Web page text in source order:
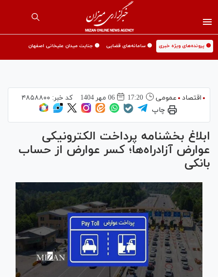
🟡 پرونده‌های ویژه خبری 🟡 سامانه‌های قضایی 🟡 جنایت میدان علیخانی اصفهان
اقتصاد عمومی 17:20 06 مهر 1404 کد خبر: ۴۸۵۸۸۰۰
چاپ
ابلاغ بخشنامه پرداخت الکترونیکی
عوارض آزادراه‌ها؛ کسر عوارض از حساب
بانکی